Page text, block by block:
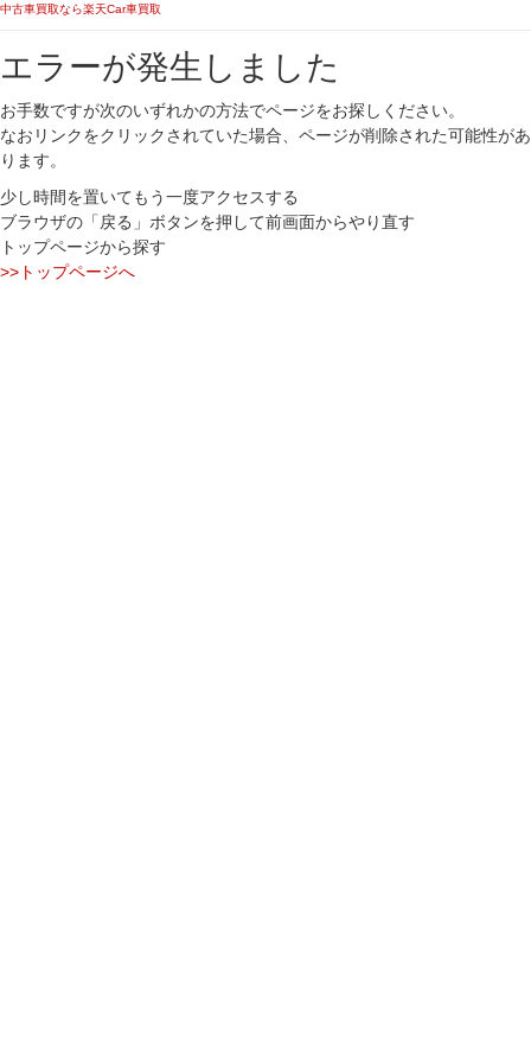
中古車買取なら楽天Car車買取
エラーが発生しました
お手数ですが次のいずれかの方法でページをお探しください。
なおリンクをクリックされていた場合、ページが削除された可能性があ
ります。
少し時間を置いてもう一度アクセスする
ブラウザの「戻る」ボタンを押して前画面からやり直す
トップページから探す
>>トップページへ